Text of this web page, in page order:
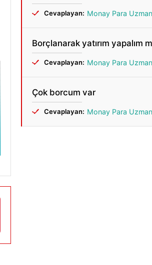
Cevaplayan:
Borçlanarak yatırım yapalım
Cevaplayan:
Çok borcum var
Cevaplayan: